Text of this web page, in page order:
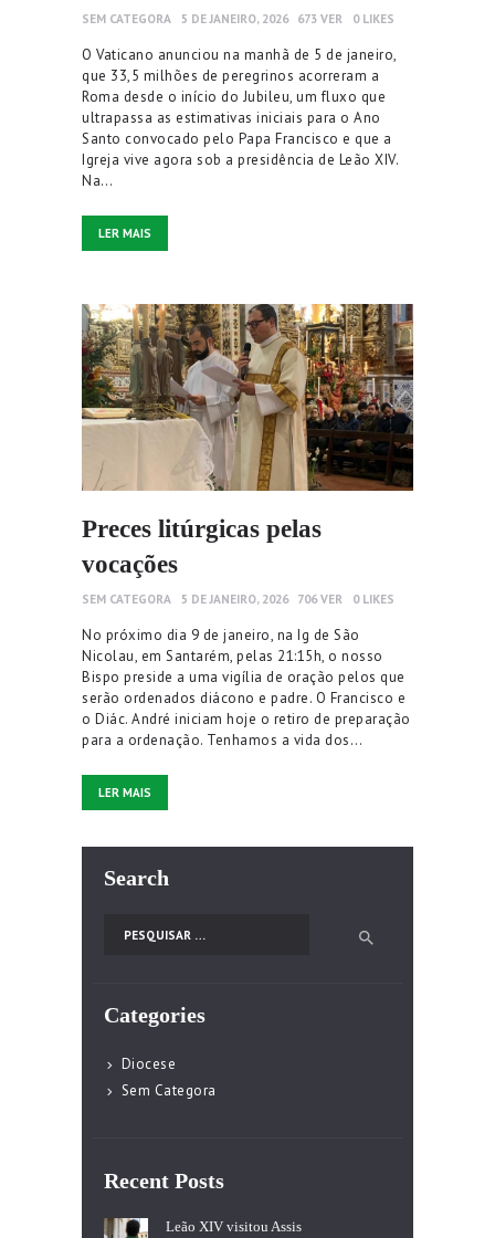
SEM CATEGORA 5 DE JANEIRO, 2026 673 VER 0 LIKES
O Vaticano anunciou na manhã de 5 de janeiro,
que 33,5 milhões de peregrinos acorreram a
Roma desde o início do Jubileu, um fluxo que
ultrapassa as estimativas iniciais para o Ano
Santo convocado pelo Papa Francisco e que a
Igreja vive agora sob a presidência de Leão XIV.
Na…
LER MAIS
Preces litúrgicas pelas
vocações
SEM CATEGORA 5 DE JANEIRO, 2026 706VER 0 LIKES
No próximo dia 9 de janeiro, na Ig de São
Nicolau, em Santarém, pelas 21:15h, o nosso
Bispo preside a uma vigília de oração pelos que
serão ordenados diácono e padre. O Francisco e
o Diác. André iniciam hoje o retiro de preparação
para a ordenação. Tenhamos a vida dos…
LER MAIS
Search
Categories
Diocese
Sem Categora
Recent Posts
Leão XIV visitou Assis